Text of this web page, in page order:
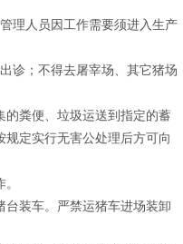
理人员因工作需要须进入生产
诊；不得去屠宰场、其它猪场
粪便、垃圾运送到指定的蓄
定实行无害公处理后方可向
装车。严禁运猪车进场装卸